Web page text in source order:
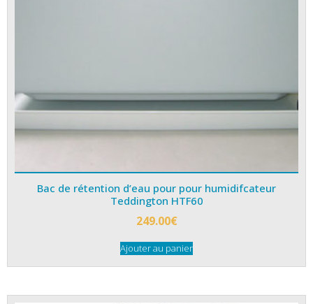
Bac de rétention d’eau pour pour humidifcateur
Teddington HTF60
249.00€
Ajouter au panier